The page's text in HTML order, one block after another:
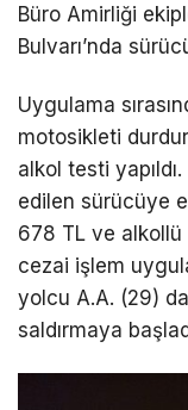
Büro Amirliği
Bulvarı’nda
Uygulama
motosikleti
alkol testi
edilen sürücüye
678 TL ve
cezai işlem
yolcu A.A. (29)
saldırmaya